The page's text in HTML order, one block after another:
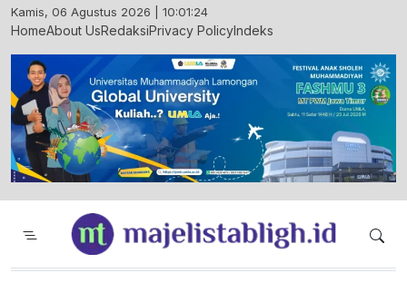
Skip
to
Kamis, 06 Agustus 2026 | 10:01:25
HomeAbout UsRedaksiPrivacy PolicyIndeks
Majelis Tabligh Muhammadiyah
Syiar Dakwah Islam Berkemajuan dan